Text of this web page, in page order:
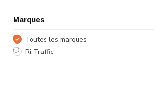
Marques
Toutes les marques
Ri-Traffic